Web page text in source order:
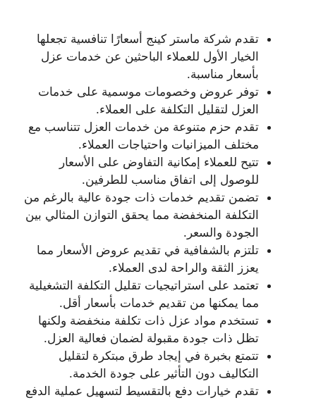
تقدم شركة ماستر كينج أسعارًا تنافسية تجعلها
الخيار الأول للعملاء الباحثين عن خدمات عزل
بأسعار مناسبة.
توفر عروض وخصومات موسمية على خدمات
العزل لتقليل التكلفة على العملاء.
تقدم حزم متنوعة من خدمات العزل تتناسب مع
مختلف الميزانيات واحتياجات العملاء.
تتيح للعملاء إمكانية التفاوض على الأسعار
للوصول إلى اتفاق مناسب للطرفين.
تضمن تقديم خدمات ذات جودة عالية بالرغم من
التكلفة المنخفضة مما يحقق التوازن المثالي بين
الجودة والسعر.
تلتزم بالشفافية في تقديم عروض الأسعار مما
يعزز الثقة والراحة لدى العملاء.
تعتمد على استراتيجيات تقليل التكلفة التشغيلية
مما يمكنها من تقديم خدمات بأسعار أقل.
تستخدم مواد عزل ذات تكلفة منخفضة ولكنها
تظل ذات جودة مقبولة لضمان فعالية العزل.
تتمتع بخبرة في إيجاد طرق مبتكرة لتقليل
التكاليف دون التأثير على جودة الخدمة.
تقدم خيارات دفع بالتقسيط لتسهيل عملية الدفع